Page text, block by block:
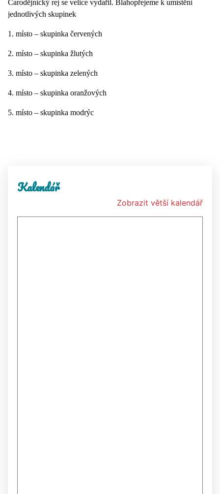
Čarodějnický rej se velice vydařil. Blahopřejeme k umístění
jednotlivých skupinek
1. místo – skupinka červených
2. místo – skupinka žlutých
3. místo – skupinka zelených
4. místo – skupinka oranžových
5. místo – skupinka modrýc
Kalendář
Zobrazit větší kalendář